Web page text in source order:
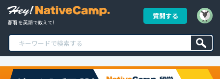
春雨 を英語で教えて!
質問する